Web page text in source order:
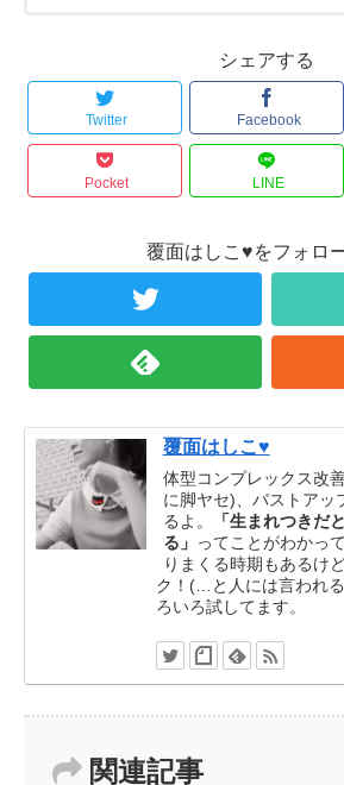
シェアする
Twitter Facebook
Pocket LINE
覆面はしこ♥をフォロ
覆面はしこ♥
体型コンプレックス改
に脚ヤセ)、バストアッ
るよ。
「生まれつきだ
る」 ってことがわかっ
りまくる時期もあるけ
ク！(…と人には言われ
ろいろ試してます。
関連記事